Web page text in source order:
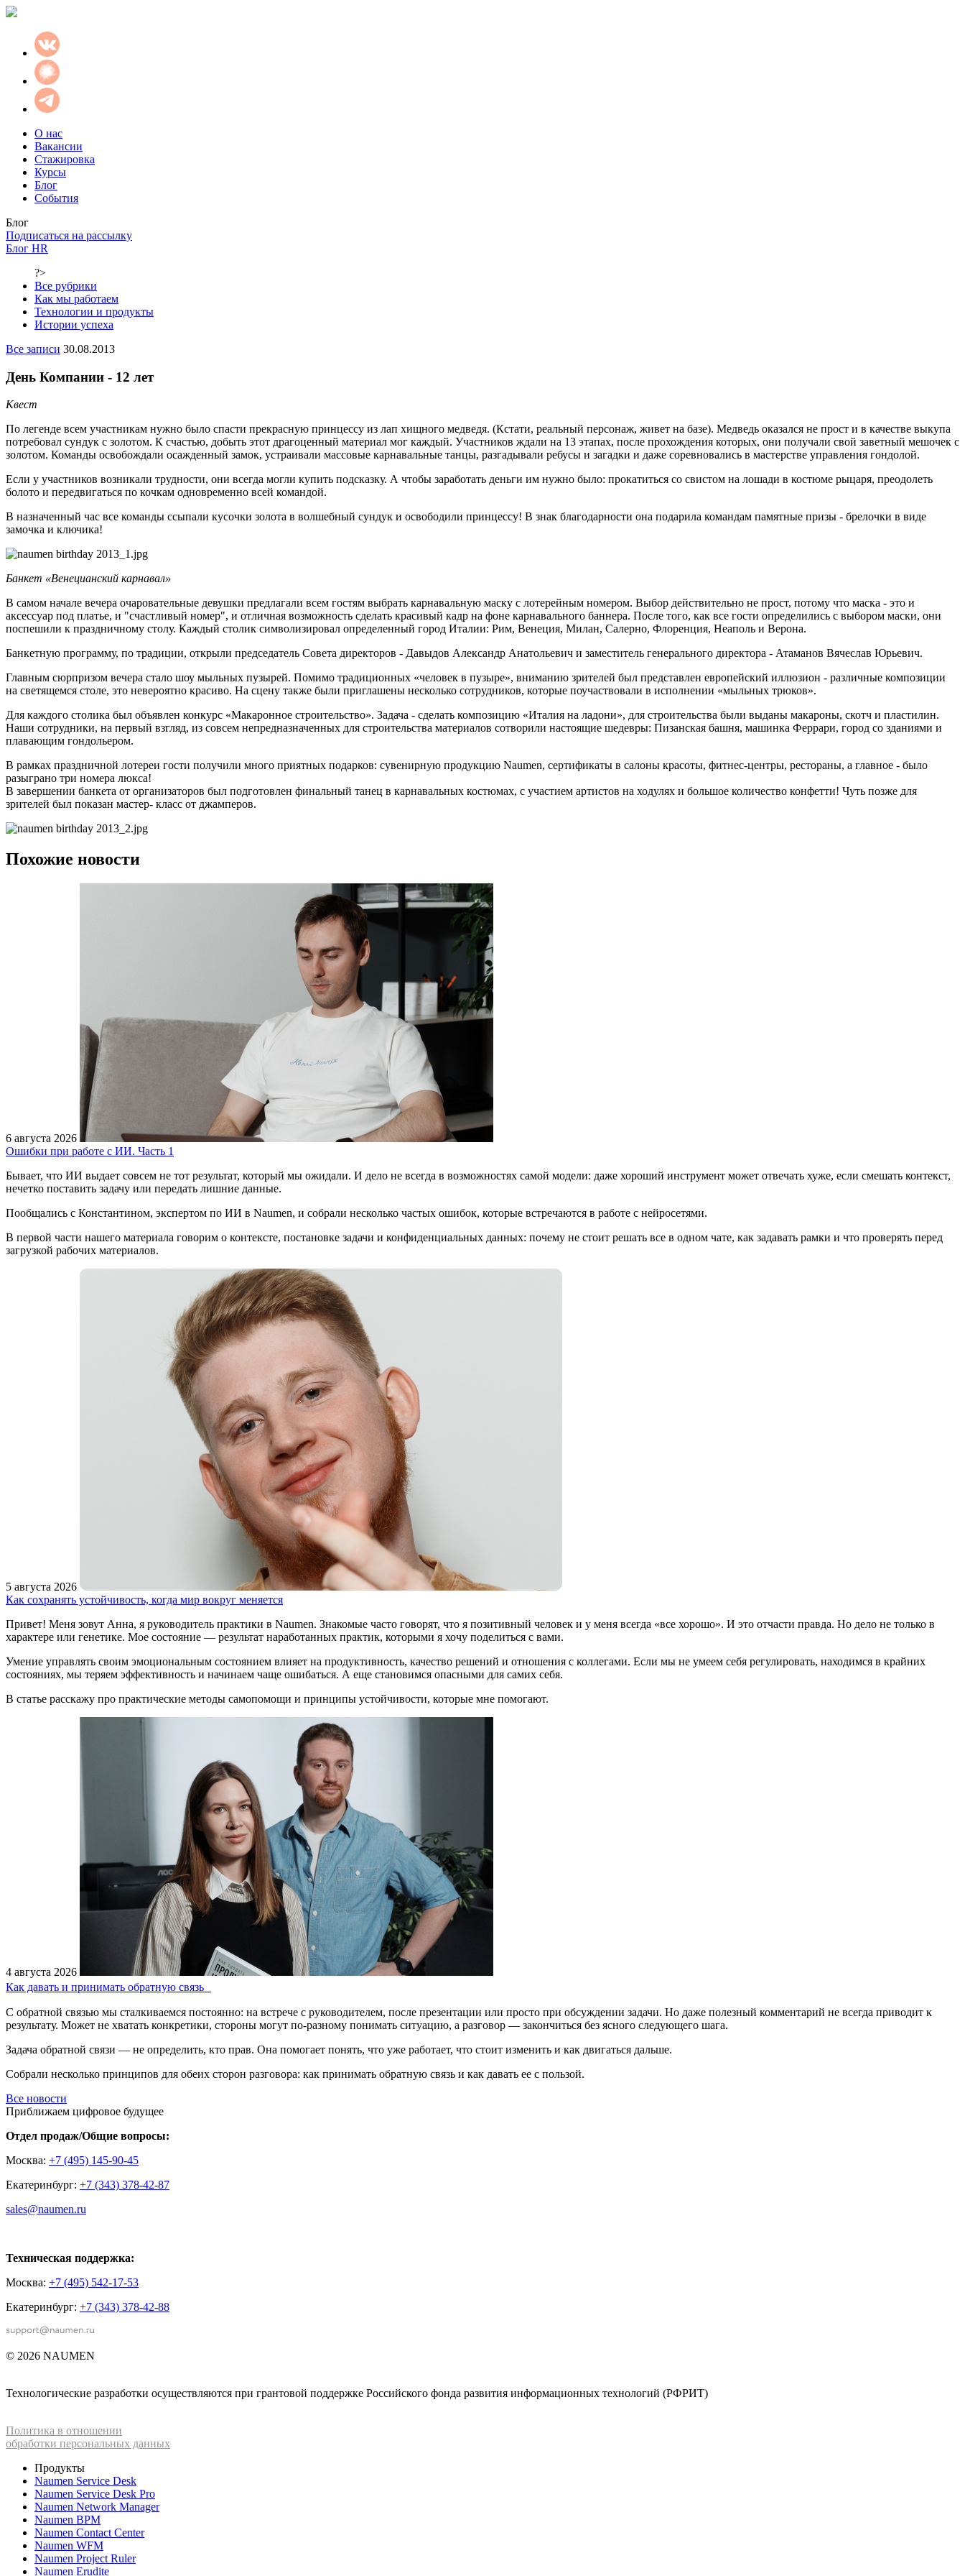
О нас
Вакансии
Стажировка
Курсы
Блог
События
Блог
Подписаться на рассылку
Блог HR
?>
Все рубрики
Как мы работаем
Технологии и продукты
Истории успеха
Все записи 30.08.2013
День Компании - 12 лет
Квест
По легенде всем участникам нужно было спасти прекрасную принцессу из лап хищного медведя. (Кстати, реальный персонаж, живет на базе). Медведь оказался не прост и в качестве выкупа
потребовал сундук с золотом. К счастью, добыть этот драгоценный материал мог каждый. Участников ждали на 13 этапах, после прохождения которых, они получали свой заветный мешочек с
золотом. Команды освобождали осажденный замок, устраивали массовые карнавальные танцы, разгадывали ребусы и загадки и даже соревновались в мастерстве управления гондолой.
Если у участников возникали трудности, они всегда могли купить подсказку. А чтобы заработать деньги им нужно было: прокатиться со свистом на лошади в костюме рыцаря, преодолеть
болото и передвигаться по кочкам одновременно всей командой.
В назначенный час все команды ссыпали кусочки золота в волшебный сундук и освободили принцессу! В знак благодарности она подарила командам памятные призы - брелочки в виде
замочка и ключика!
Банкет «Венецианский карнавал»
В самом начале вечера очаровательные девушки предлагали всем гостям выбрать карнавальную маску с лотерейным номером. Выбор действительно не прост, потому что маска - это и
аксессуар под платье, и "счастливый номер", и отличная возможность сделать красивый кадр на фоне карнавального баннера. После того, как все гости определились с выбором маски, они
поспешили к праздничному столу. Каждый столик символизировал определенный город Италии: Рим, Венеция, Милан, Салерно, Флоренция, Неаполь и Верона.
Банкетную программу, по традиции, открыли председатель Совета директоров - Давыдов Александр Анатольевич и заместитель генерального директора - Атаманов Вячеслав Юрьевич.
Главным сюрпризом вечера стало шоу мыльных пузырей. Помимо традиционных «человек в пузыре», вниманию зрителей был представлен европейский иллюзион - различные композиции
на светящемся столе, это невероятно красиво. На сцену также были приглашены несколько сотрудников, которые поучаствовали в исполнении «мыльных трюков».
Для каждого столика был объявлен конкурс «Макаронное строительство». Задача - сделать композицию «Италия на ладони», для строительства были выданы макароны, скотч и пластилин.
Наши сотрудники, на первый взгляд, из совсем непредназначенных для строительства материалов сотворили настоящие шедевры: Пизанская башня, машинка Феррари, город со зданиями и
плавающим гондольером.
В рамках праздничной лотереи гости получили много приятных подарков: сувенирную продукцию Naumen, сертификаты в салоны красоты, фитнес-центры, рестораны, а главное - было
разыграно три номера люкса!
В завершении банкета от организаторов был подготовлен финальный танец в карнавальных костюмах, с участием артистов на ходулях и большое количество конфетти! Чуть позже для
зрителей был показан мастер- класс от джамперов.
Похожие новости
6 августа 2026
Ошибки при работе с ИИ. Часть 1
Бывает, что ИИ выдает совсем не тот результат, который мы ожидали. И дело не всегда в возможностях самой модели: даже хороший инструмент может отвечать хуже, если смешать контекст,
нечетко поставить задачу или передать лишние данные.
Пообщались с Константином, экспертом по ИИ в Naumen, и собрали несколько частых ошибок, которые встречаются в работе с нейросетями.
В первой части нашего материала говорим о контексте, постановке задачи и конфиденциальных данных: почему не стоит решать все в одном чате, как задавать рамки и что проверять перед
загрузкой рабочих материалов.
5 августа 2026
Как сохранять устойчивость, когда мир вокруг меняется
Привет! Меня зовут Анна, я руководитель практики в Naumen. Знакомые часто говорят, что я позитивный человек и у меня всегда «все хорошо». И это отчасти правда. Но дело не только в
характере или генетике. Мое состояние — результат наработанных практик, которыми я хочу поделиться с вами.
Умение управлять своим эмоциональным состоянием влияет на продуктивность, качество решений и отношения с коллегами. Если мы не умеем себя регулировать, находимся в крайних
состояниях, мы теряем эффективность и начинаем чаще ошибаться. А еще становимся опасными для самих себя.
В статье расскажу про практические методы самопомощи и принципы устойчивости, которые мне помогают.
4 августа 2026
Как давать и принимать обратную связь
С обратной связью мы сталкиваемся постоянно: на встрече с руководителем, после презентации или просто при обсуждении задачи. Но даже полезный комментарий не всегда приводит к
результату. Может не хватать конкретики, стороны могут по-разному понимать ситуацию, а разговор — закончиться без ясного следующего шага.
Задача обратной связи — не определить, кто прав. Она помогает понять, что уже работает, что стоит изменить и как двигаться дальше.
Собрали несколько принципов для обеих сторон разговора: как принимать обратную связь и как давать ее с пользой.
Все новости
Приближаем цифровое будущее
Отдел продаж/Общие вопросы:
Москва: +7 (495) 145-90-45
Екатеринбург: +7 (343) 378-42-87
sales@naumen.ru
Техническая поддержка:
Москва: +7 (495) 542-17-53
Екатеринбург: +7 (343) 378-42-88
© 2026 NAUMEN
Технологические разработки осуществляются при грантовой поддержке Российского фонда развития информационных технологий (РФРИТ)
Политика в отношении
обработки персональных данных
Продукты
Naumen Service Desk
Naumen Service Desk Pro
Naumen Network Manager
Naumen BPM
Naumen Contact Center
Naumen WFM
Naumen Project Ruler
Naumen Erudite